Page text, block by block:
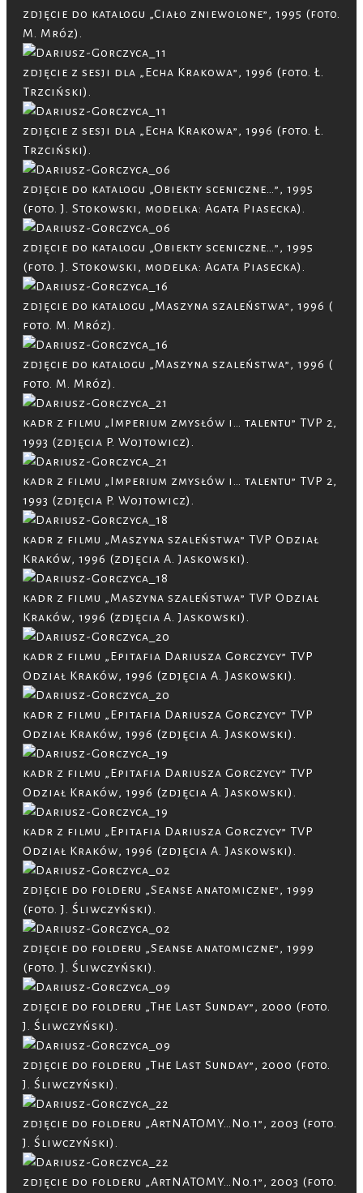
zdjęcie do katalogu „Ciało zniewolone”, 1995 (foto.
M. Mróz).
zdjęcie z sesji dla „Echa Krakowa”, 1996 (foto. Ł.
Trzciński).
zdjęcie z sesji dla „Echa Krakowa”, 1996 (foto. Ł.
Trzciński).
zdjęcie do katalogu „Obiekty sceniczne…”, 1995
(foto. J. Stokowski, modelka: Agata Piasecka).
zdjęcie do katalogu „Obiekty sceniczne…”, 1995
(foto. J. Stokowski, modelka: Agata Piasecka).
zdjęcie do katalogu „Maszyna szaleństwa”, 1996 (
foto. M. Mróz).
zdjęcie do katalogu „Maszyna szaleństwa”, 1996 (
foto. M. Mróz).
kadr z filmu „Imperium zmysłów i… talentu” TVP 2,
1993 (zdjęcia P. Wojtowicz).
kadr z filmu „Imperium zmysłów i… talentu” TVP 2,
1993 (zdjęcia P. Wojtowicz).
kadr z filmu „Maszyna szaleństwa” TVP Odział
Kraków, 1996 (zdjęcia A. Jaskowski).
kadr z filmu „Maszyna szaleństwa” TVP Odział
Kraków, 1996 (zdjęcia A. Jaskowski).
kadr z filmu „Epitafia Dariusza Gorczycy” TVP
Odział Kraków, 1996 (zdjęcia A. Jaskowski).
kadr z filmu „Epitafia Dariusza Gorczycy” TVP
Odział Kraków, 1996 (zdjęcia A. Jaskowski).
kadr z filmu „Epitafia Dariusza Gorczycy” TVP
Odział Kraków, 1996 (zdjęcia A. Jaskowski).
kadr z filmu „Epitafia Dariusza Gorczycy” TVP
Odział Kraków, 1996 (zdjęcia A. Jaskowski).
zdjęcie do folderu „Seanse anatomiczne”, 1999
(foto. J. Śliwczyński).
zdjęcie do folderu „Seanse anatomiczne”, 1999
(foto. J. Śliwczyński).
zdjęcie do folderu „The Last Sunday”, 2000 (foto.
J. Śliwczyński).
zdjęcie do folderu „The Last Sunday”, 2000 (foto.
J. Śliwczyński).
zdjęcie do folderu „ArtNATOMY…No.1”, 2003 (foto.
J. Śliwczyński).
zdjęcie do folderu „ArtNATOMY…No.1”, 2003 (foto.